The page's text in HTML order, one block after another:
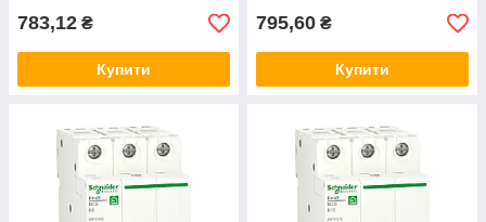
783,12 ₴
Купити
795,60 ₴
Купити